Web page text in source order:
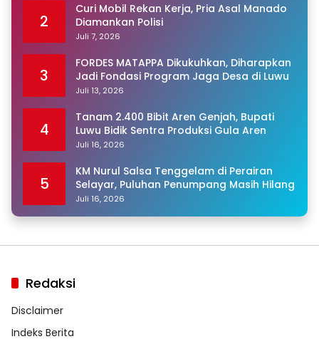
2
Curi Mobil Rekan Kerja, Pria Asal Manado
Diamankan Polisi
Juli 7, 2026
3
FORDES MATAPPA Dikukuhkan, Diharapkan
Jadi Fondasi Program Jaga Desa di Luwu
Juli 13, 2026
4
Tanam 2.400 Bibit Aren Genjah, Bupati
Luwu Bidik Sentra Produksi Gula Aren
Juli 16, 2026
5
KM Nurul Salsa Tenggelam di Perairan
Selayar, Puluhan Penumpang Masih Hilang
Juli 16, 2026
Redaksi
Disclaimer
Indeks Berita